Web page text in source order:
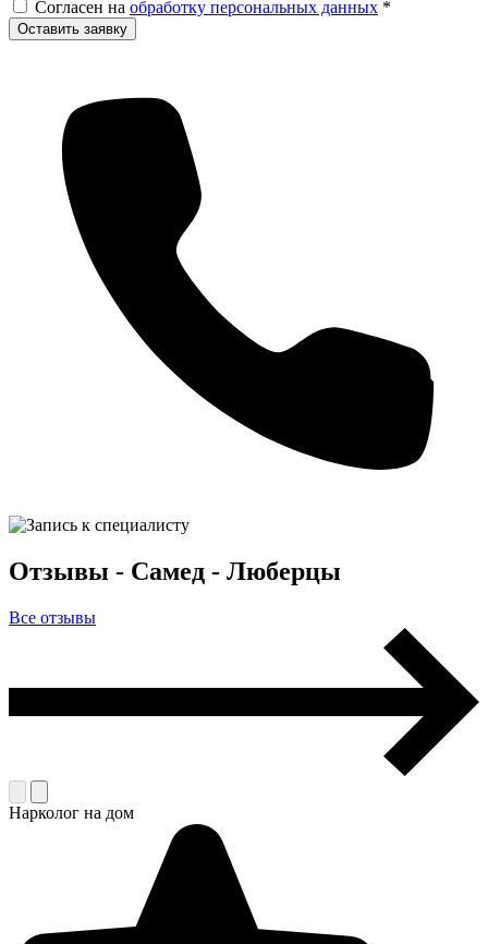
Согласен на обработку персональных данных *
Оставить заявку
Отзывы - Самед - Люберцы
Все отзывы
Нарколог на дом